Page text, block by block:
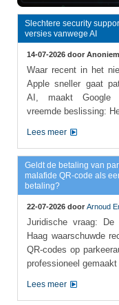
Slechtere security
versies vanwege AI
14-07-2026 door Anoniem
Waar recent in het
Apple sneller gaat
AI, maakt
vreemde beslissing:
Lees meer
Geldt de betaling van
malafide QR-code als
betaling?
22-07-2026 door Arnoud
Juridische vraag: De
Haag waarschuwde
QR-codes op
professioneel gemaakt
Lees meer